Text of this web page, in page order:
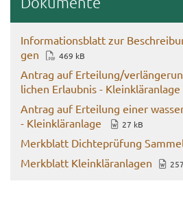
In­for­ma­ti­ons­blatt zur
gen
469 kB
An­trag auf Er­tei­lung/
li­chen Er­laub­nis - Klein­klär­an­la­ge
An­trag auf Er­tei­lung einer
- Klein­klär­an­la­ge
27 kB
Merk­blatt Dich­te­prü­fung
Merk­blatt Klein­klär­an­la­gen